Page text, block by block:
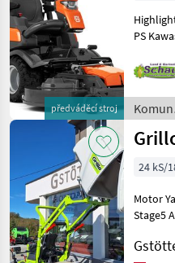
předváděcí stroj
PS
cm³ -
112/
-
75 mm
stroje /
24 kS/
Motor
Stage5
Diesel 1267